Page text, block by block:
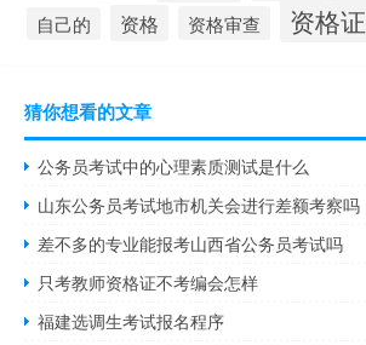
自己的 资格 资格审查 资格证
猜你想看的文章
公务员考试中的心理素质测试是什么
山东公务员考试地市机关会进行差额考察吗
差不多的专业能报考山西省公务员考试吗
只考教师资格证不考编会怎样
福建选调生考试报名程序